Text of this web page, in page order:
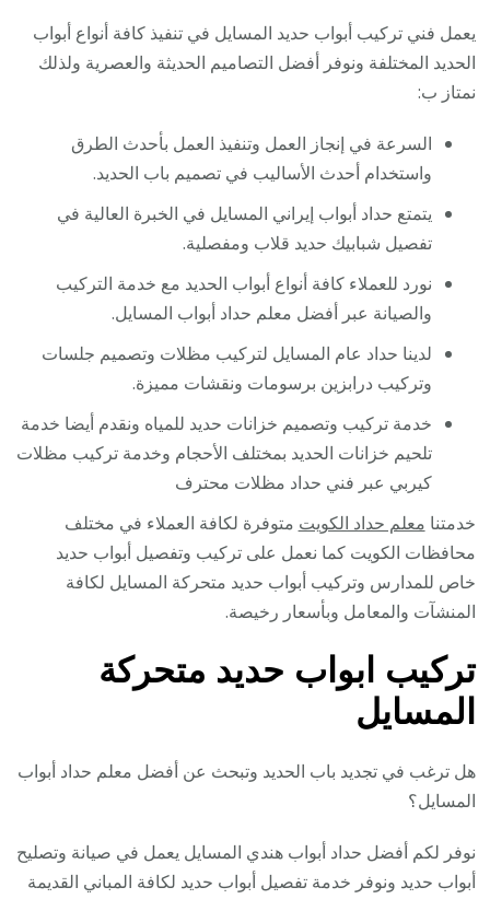
يعمل فني تركيب أبواب حديد المسايل في تنفيذ كافة أنواع أبواب
الحديد المختلفة ونوفر أفضل التصاميم الحديثة والعصرية ولذلك
نمتاز ب:
السرعة في إنجاز العمل وتنفيذ العمل بأحدث الطرق
واستخدام أحدث الأساليب في تصميم باب الحديد.
يتمتع حداد أبواب إيراني المسايل في الخبرة العالية في
تفصيل شبابيك حديد قلاب ومفصلية.
نورد للعملاء كافة أنواع أبواب الحديد مع خدمة التركيب
والصيانة عبر أفضل معلم حداد أبواب المسايل.
لدينا حداد عام المسايل لتركيب مظلات وتصميم جلسات
وتركيب درابزين برسومات ونقشات مميزة.
خدمة تركيب وتصميم خزانات حديد للمياه ونقدم أيضا خدمة
تلحيم خزانات الحديد بمختلف الأحجام وخدمة تركيب مظلات
كيربي عبر فني حداد مظلات محترف
خدمتنا معلم حداد الكويت متوفرة لكافة العملاء في مختلف
محافظات الكويت كما نعمل على تركيب وتفصيل أبواب حديد
خاص للمدارس وتركيب أبواب حديد متحركة المسايل لكافة
المنشآت والمعامل وبأسعار رخيصة.
تركيب ابواب حديد متحركة
المسايل
هل ترغب في تجديد باب الحديد وتبحث عن أفضل معلم حداد أبواب
المسايل؟
نوفر لكم أفضل حداد أبواب هندي المسايل يعمل في صيانة وتصليح
أبواب حديد ونوفر خدمة تفصيل أبواب حديد لكافة المباني القديمة